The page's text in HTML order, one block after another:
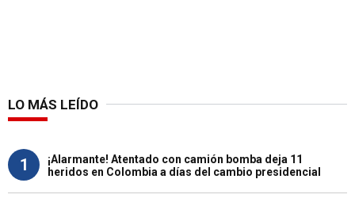
LO MÁS LEÍDO
1
¡Alarmante! Atentado con camión bomba deja 11
heridos en Colombia a días del cambio presidencial